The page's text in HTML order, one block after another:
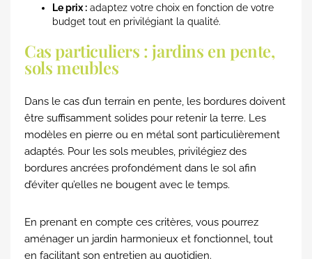
Le prix : adaptez votre choix en fonction de votre
budget tout en privilégiant la qualité.
Cas particuliers : jardins en pente,
sols meubles
Dans le cas d’un terrain en pente, les bordures doivent
être suffisamment solides pour retenir la terre. Les
modèles en pierre ou en métal sont particulièrement
adaptés. Pour les sols meubles, privilégiez des
bordures ancrées profondément dans le sol afin
d’éviter qu’elles ne bougent avec le temps.
En prenant en compte ces critères, vous pourrez
aménager un jardin harmonieux et fonctionnel, tout
en facilitant son entretien au quotidien.